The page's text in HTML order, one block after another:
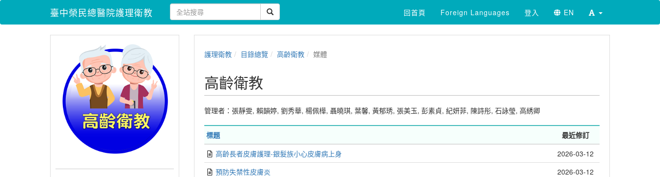
臺中榮民總醫院護理衛教 回首頁 Foreign Languages 登入 EN
護理衛教 目錄總覽 高齡衛教 媒體
高齡衛教
管理者： 張靜雯, 賴韻婷, 劉秀華, 楊佩樺, 聶曉琪, 葉馨, 黃郁琇, 張美玉, 彭素貞, 紀妍菲, 陳詩彤, 石詠瑩, 高綉卿
標題
最近修訂
高齡長者皮膚護理-銀髮族小心皮膚病上身
2026-03-12
預防失禁性皮膚炎
2026-03-12